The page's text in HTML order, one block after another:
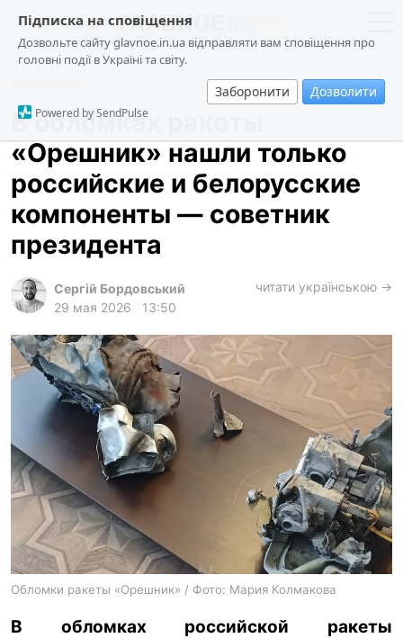
Підписка на сповіщення
Дозвольте сайту glavnoe.in.ua відправляти вам сповіщення про
головні події в Україні та світу.
Заборонити Дозволити
Powered by SendPulse
новости
о проекте
общество
происшествия
криминал
техно
лонгриды
архив
gambling
ru en
Техно
В обломках ракеты
«Орешник» нашли только
российские и белорусские
компоненты — советник
президента
Сергій Бордовський
29 мая 2026
13:50
читати українською →
Обломки ракеты «Орешник» / Фото: Мария Колмакова
В обломках российской ракеты